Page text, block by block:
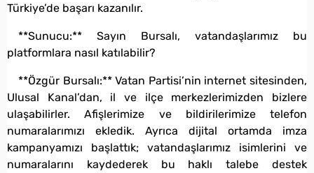
Türkiye’de başarı kazanılır.
**Sunucu:** Sayın Bursalı, vatandaşlarımız bu
platformlara nasıl katılabilir?
**Özgür Bursalı:** Vatan Partisi’nin internet sitesinden,
Ulusal Kanal’dan, il ve ilçe merkezlerimizden bizlere
ulaşabilirler. Afişlerimize ve bildirilerimize telefon
numaralarımızı ekledik. Ayrıca dijital ortamda imza
kampanyamızı başlattık; vatandaşlarımız isimlerini ve
numaralarını kaydederek bu haklı talebe destek